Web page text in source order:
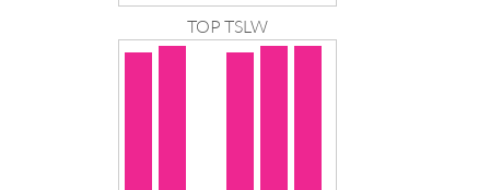
TOP TSLW